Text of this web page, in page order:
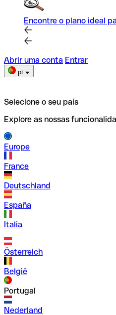
Encontre o plano ideal
Abrir uma conta Entrar
pt
Selecione o seu país
Explore as nossas
Europe
France
Deutschland
España
Italia
Österreich
België
Portugal
Nederland